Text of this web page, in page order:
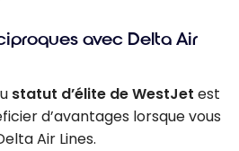
avec Delta Air
statut d’élite de WestJet est
d’avantages lorsque vous
Air Lines.